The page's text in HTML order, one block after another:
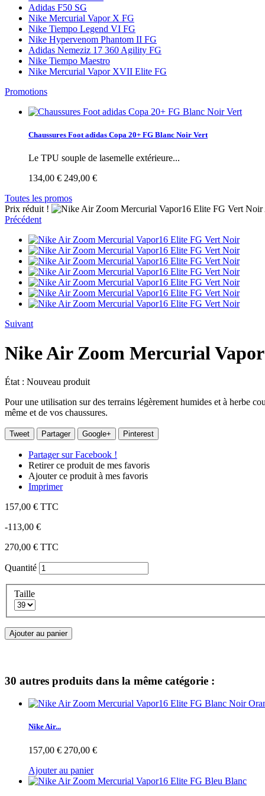
Adidas F50 SG
Nike Mercurial Vapor X FG
Nike Tiempo Legend VI FG
Nike Hypervenom Phantom II FG
Adidas Nemeziz 17 360 Agility FG
Nike Tiempo Maestro
Nike Mercurial Vapor XVII Elite FG
Promotions
Chaussures Foot adidas Copa 20+ FG Blanc Noir Vert
Le TPU souple de lasemelle extérieure...
134,00 € 249,00 €
Toutes les promos
Prix réduit !
Précédent
Suivant
Nike Air Zoom Mercurial
État : Nouveau produit
Pour une utilisation sur des terrains légèrement humides et à herbe
même et de vos chaussures.
Tweet Partager Google+ Pinterest
Partager sur Facebook !
Retirer ce produit de mes favoris
Ajouter ce produit à mes favoris
Imprimer
157,00 € TTC
-113,00 €
270,00 € TTC
Quantité
Taille
Ajouter au panier
30 autres produits dans la même catégorie :
Nike Air...
157,00 € 270,00 €
Ajouter au panier